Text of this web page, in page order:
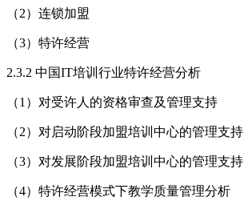
（2）连锁加盟
（3）特许经营
2.3.2 中国IT培训行业特许经营分析
（1）对受许人的资格审查及管理支持
（2）对启动阶段加盟培训中心的管理支持
（3）对发展阶段加盟培训中心的管理支持
（4）特许经营模式下教学质量管理分析